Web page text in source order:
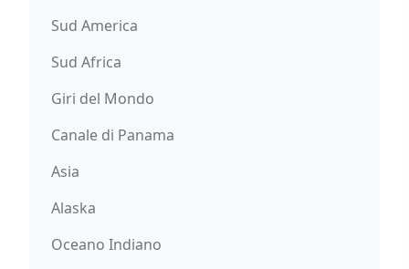
Sud America
Sud Africa
Giri del Mondo
Canale di Panama
Asia
Alaska
Oceano Indiano